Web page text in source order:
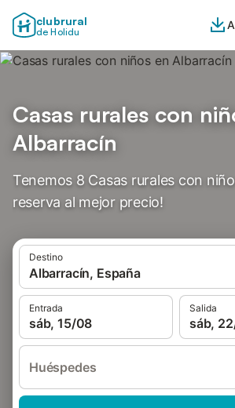
clubrural
de Holidu
Casas rurales con
Albarracín
Tenemos 8 Casas rurales con
reserva al mejor precio!
Destino
Albarracín, España
Entrada
sáb, 15/08
Salida
sáb,
Huéspedes